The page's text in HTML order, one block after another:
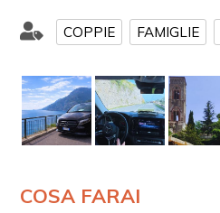
COPPIE FAMIGLIE
COSA FARAI